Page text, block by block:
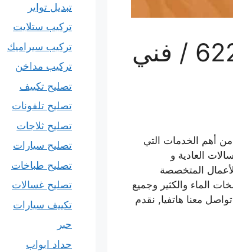
تصليح غسالات العديلية / 62224041 / فني
أهم الخدمات التي
العادية و
كافة الأعمال المتخصصة
الماء والكثير وجميع
معنا هاتفيا, نقدم
تبديل تواير
تركيب ستلايت
تركيب سيراميك
تركيب مداخن
تصليح تكييف
تصليح تلفونات
تصليح ثلاجات
تصليح سيارات
تصليح طباخات
تصليح غسالات
تكييف سيارات
حبر
حداد ابواب